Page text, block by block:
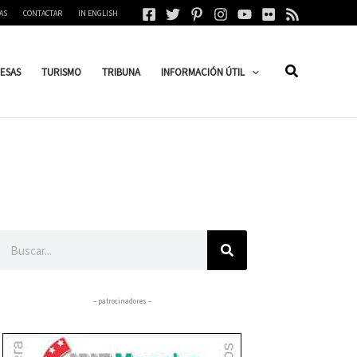
CONTACTAR IN ENGLISH
TURISMO TRIBUNA INFORMACIÓN ÚTIL
– patrocinadores –